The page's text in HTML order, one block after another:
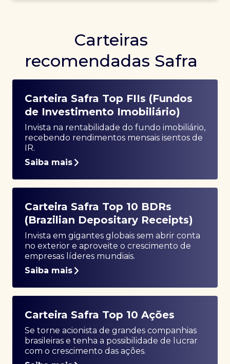
Carteiras
recomendadas Safra
Carteira Safra Top FIIs (Fundos
de Investimento Imobiliário)
Invista na rentabilidade do fundo imobiliário,
recebendo rendimentos mensais isentos de
IR.
Saiba mais
Carteira Safra Top 10 BDRs
(Brazilian Depositary Receipts)
Invista em gigantes globais sem abrir conta
no exterior e aproveite o crescimento de
empresas líderes mundiais.
Saiba mais
Carteira Safra Top 10 Ações
Se torne acionista de grandes companhias
brasileiras e tenha a possibilidade de lucrar
com o crescimento das ações.